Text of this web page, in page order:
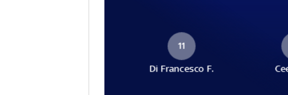
11
Di Francesco F.